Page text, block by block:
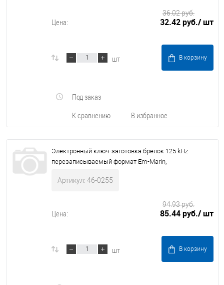
Цена: 32.42 руб./ шт
36.02 руб.
шт В корзину
К сравнению В избранное
Под заказ
Электронный ключ-заготовка брелок 125 kHz
перезаписываемый формат Em-Marin,
Артикул: 46-0255
Цена: 85.44 руб./ шт
94.93 руб.
шт В корзину